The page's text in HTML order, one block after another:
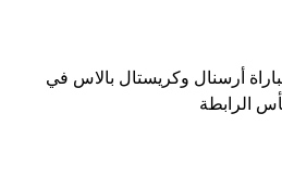
أرسنال وكريستال بالاس في
الرابطة